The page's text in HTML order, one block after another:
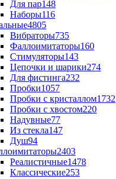
Для пар148
Наборы116
4805
Вибраторы735
Фаллоимитаторы160
Стимуляторы143
Цепочки и шарики274
Для фистинга232
Пробки1057
Пробки с кристаллом1732
Пробки с хвостом220
Надувные77
Из стекла147
Душ94
2403
Реалистичные1478
Классические253